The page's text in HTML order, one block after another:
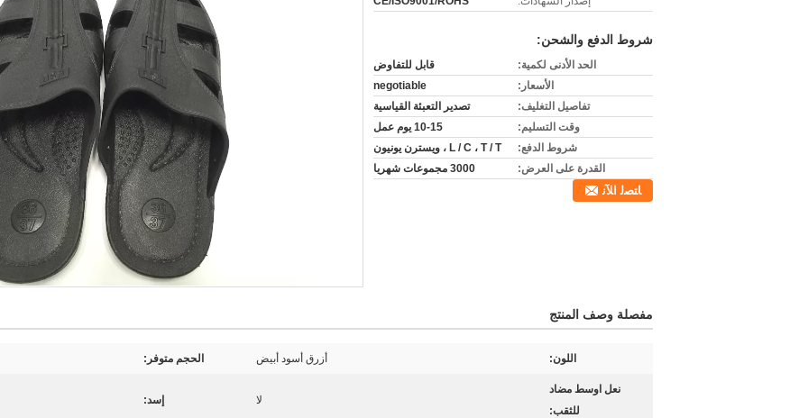
شروط الدفع والشحن:
الحد الأدنى لكمية:
قابل للتفاوض
الأسعار:
negotiable
تفاصيل التغليف:
تصدير التعبئة القياسية
وقت التسليم:
10-15 يوم عمل
شروط الدفع:
L / C ، T / T ، ويسترن يونيون
القدرة على العرض:
3000 مجموعات شهريا
ﺎﺘﺼﻟ ﺍﻶﻧ
مفصلة وصف المنتج
اللون: أزرق أسود أبيض الحجم متوفر:
نعل اوسط مضاد
للثقب:
لا إسد: